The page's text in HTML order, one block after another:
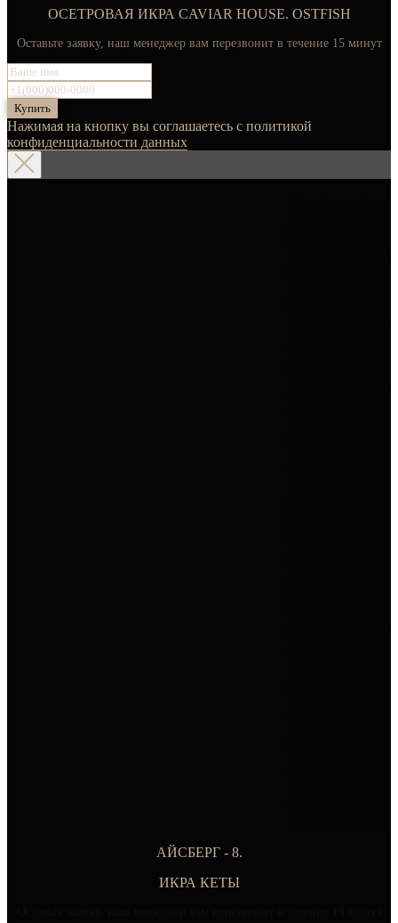
ОСЕТРОВАЯ ИКРА CAVIAR HOUSE. OSTFISH
Оставьте заявку, наш менеджер вам перезвонит в течение 15 минут
Купить
Нажимая на кнопку вы соглашаетесь с политикой
конфиденциальности данных
АЙСБЕРГ - 8.
ИКРА КЕТЫ